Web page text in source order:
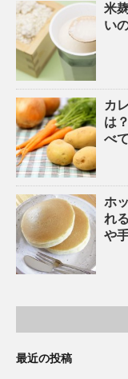
米
い
カ
は
べ
ホ
れ
や
最近の投稿